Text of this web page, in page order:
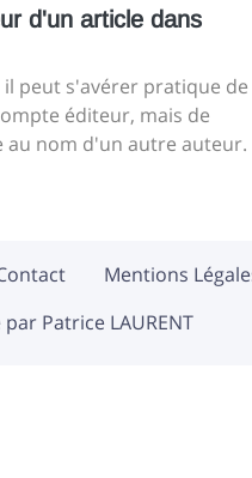
d'un article dans
il peut s'avérer pratique de
éditeur, mais de
au nom d'un autre auteur.
Mentions
Patrice LAURENT